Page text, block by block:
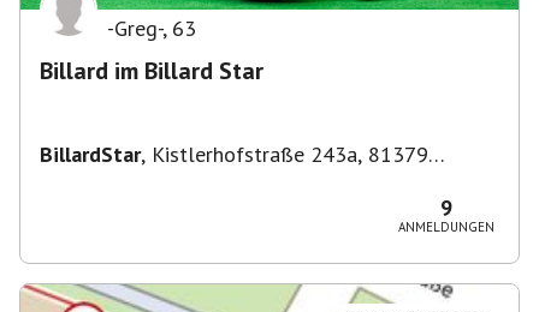
-Greg-, 63
Billard im Billard Star
BillardStar, Kistlerhofstraße 243a, 81379
9
ANMELDUNGEN